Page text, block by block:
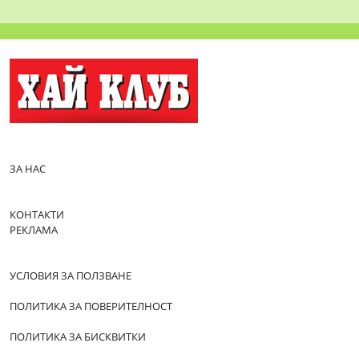
ЗА НАС
КОНТАКТИ
РЕКЛАМА
УСЛОВИЯ ЗА ПОЛЗВАНЕ
ПОЛИТИКА ЗА ПОВЕРИТЕЛНОСТ
ПОЛИТИКА ЗА БИСКВИТКИ